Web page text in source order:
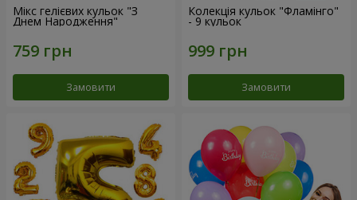
Мікс гелієвих кульок "З
Днем Народження"
Замовити
Колекція кульок "Фламінго"
- 9 кульок
Замовити